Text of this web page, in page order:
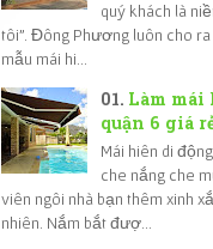
quý khách là
tôi". Đông Phương luôn cho
mẫu mái hi...
Làm
quận 6 giá
Mái hiên di
che nắng che
viên ngôi nhà bạn thêm xinh
nhiên. Nắm bắt đượ...